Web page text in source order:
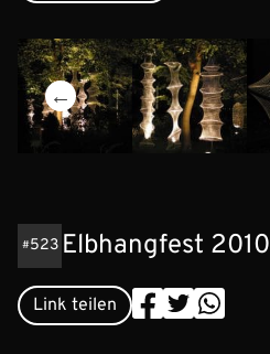
523 Elbhangfest 2010
Link teilen